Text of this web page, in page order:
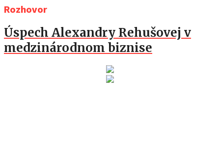
Rozhovor
Úspech Alexandry Rehušovej v
medzinárodnom biznise